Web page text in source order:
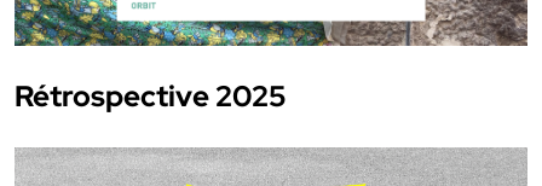
Rétrospective 2025